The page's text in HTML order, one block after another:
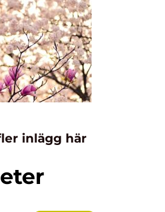
inlägg här